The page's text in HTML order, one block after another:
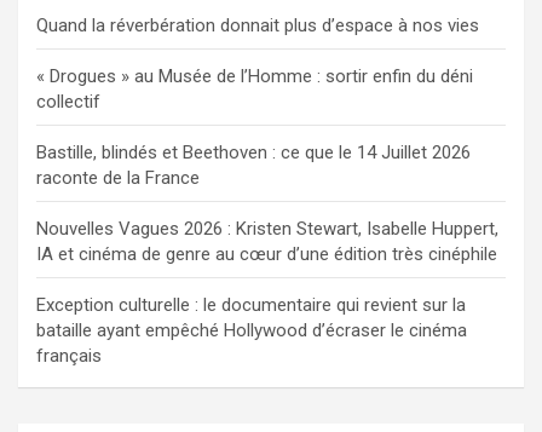
Quand la réverbération donnait plus d’espace à nos vies
« Drogues » au Musée de l’Homme : sortir enfin du déni
collectif
Bastille, blindés et Beethoven : ce que le 14 Juillet 2026
raconte de la France
Nouvelles Vagues 2026 : Kristen Stewart, Isabelle Huppert,
IA et cinéma de genre au cœur d’une édition très cinéphile
Exception culturelle : le documentaire qui revient sur la
bataille ayant empêché Hollywood d’écraser le cinéma
français